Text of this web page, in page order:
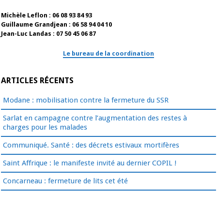
Michèle Leflon : 06 08 93 84 93
Guillaume Grandjean : 06 58 94 04 10
Jean-Luc Landas : 07 50 45 06 87
Le bureau de la coordination
ARTICLES RÉCENTS
Modane : mobilisation contre la fermeture du SSR
Sarlat en campagne contre l’augmentation des restes à
charges pour les malades
Communiqué. Santé : des décrets estivaux mortifères
Saint Affrique : le manifeste invité au dernier COPIL !
Concarneau : fermeture de lits cet été